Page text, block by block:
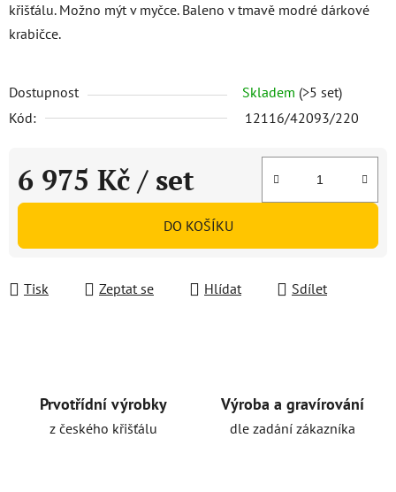
křišťálu. Možno mýt v myčce. Baleno v tmavě modré dárkové
krabičce.
Dostupnost Skladem (>5 set)
Kód:
12116/42093/220
6 975 Kč / set
Měrná cena:
DO KOŠÍKU
Tisk Zeptat se Hlídat Sdílet
Prvotřídní výrobky
z českého křišťálu
Výroba a gravírování
dle zadání zákazníka